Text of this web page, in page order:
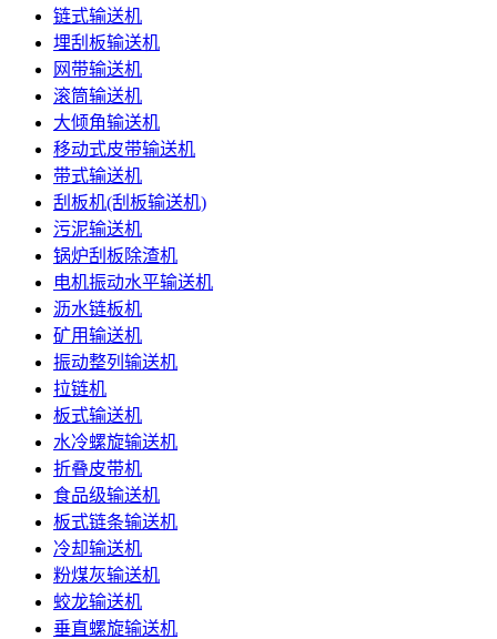
链式输送机
埋刮板输送机
网带输送机
滚筒输送机
大倾角输送机
移动式皮带输送机
带式输送机
刮板机(刮板输送机)
污泥输送机
锅炉刮板除渣机
电机振动水平输送机
沥水链板机
矿用输送机
振动整列输送机
拉链机
板式输送机
水冷螺旋输送机
折叠皮带机
食品级输送机
板式链条输送机
冷却输送机
粉煤灰输送机
蛟龙输送机
垂直螺旋输送机